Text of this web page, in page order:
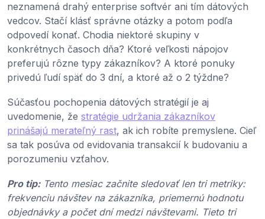
neznamená drahý enterprise softvér ani tím dátových
vedcov. Stačí klásť správne otázky a potom podľa
odpovedí konať. Chodia niektoré skupiny v
konkrétnych časoch dňa? Ktoré veľkosti nápojov
preferujú rôzne typy zákazníkov? A ktoré ponuky
privedú ľudí späť do 3 dní, a ktoré až o 2 týždne?
Súčasťou pochopenia dátových stratégií je aj
uvedomenie, že stratégie udržania zákazníkov
prinášajú merateľný rast, ak ich robíte premyslene. Cieľ
sa tak posúva od evidovania transakcií k budovaniu a
porozumeniu vzťahov.
Pro tip: Tento mesiac začnite sledovať len tri metriky:
frekvenciu návštev na zákazníka, priemernú hodnotu
objednávky a počet dní medzi návštevami. Tieto tri